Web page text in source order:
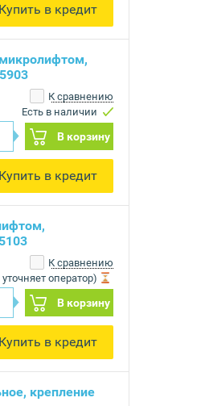
в кредит
К сравнению
Есть в наличии
В корзину
в кредит
К сравнению
оператор)
В корзину
в кредит
крепление